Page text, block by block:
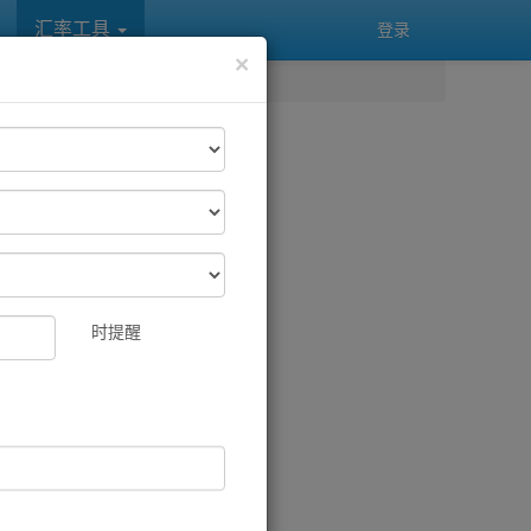
汇率工具 登录
×
时提醒